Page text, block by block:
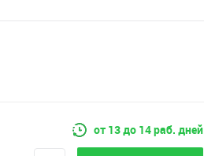
от 13 до 14 раб. дней